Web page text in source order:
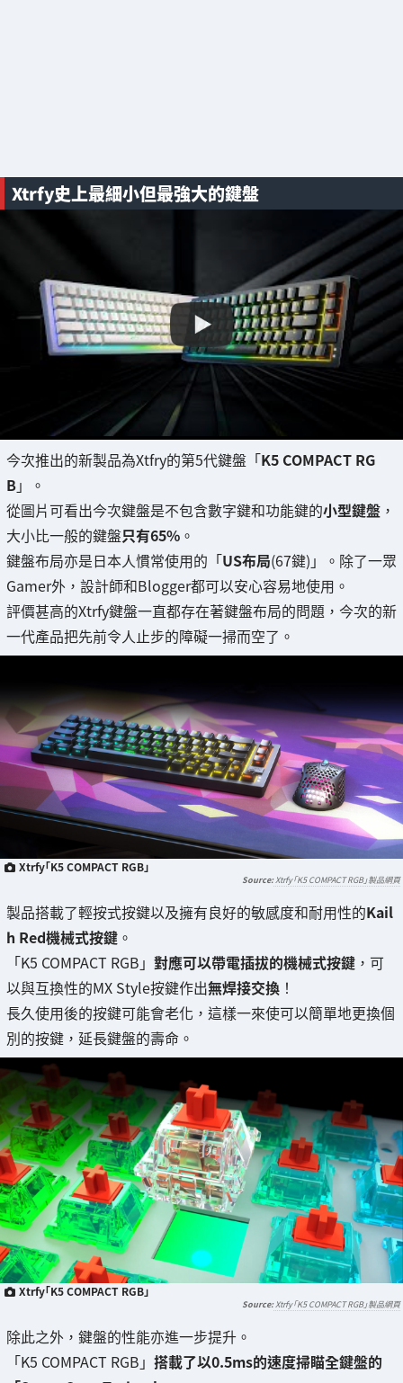
Xtrfy史上最細小但最強大的鍵盤
今次推出的新製品為Xtfry的第5代鍵盤「K5 COMPACT RG
B」。
從圖片可看出今次鍵盤是不包含數字鍵和功能鍵的小型鍵盤 ，
大小比一般的鍵盤只有65% 。
鍵盤布局亦是日本人慣常使用的「US布局(67鍵)」。除了一眾
Gamer外，設計師和Blogger都可以安心容易地使用。
評價甚高的Xtrfy鍵盤一直都存在著鍵盤布局的問題，今次的新
一代產品把先前令人止步的障礙一掃而空了。
Xtrfy「K5 COMPACT RGB」
Xtrfy「K5 COMPACT RGB」製品網頁
製品搭載了輕按式按鍵以及擁有良好的敏感度和耐用性的Kail
h Red機械式按鍵 。
「K5 COMPACT RGB」 對應可以帶電插拔的機械式按鍵 ，可
以與互換性的MX Style按鍵作出無焊接交換 ！
長久使用後的按鍵可能會老化，這樣一來使可以簡單地更換個
別的按鍵，延長鍵盤的壽命。
Xtrfy「K5 COMPACT RGB」
Xtrfy「K5 COMPACT RGB」製品網頁
除此之外，鍵盤的性能亦進一步提升。
「K5 COMPACT RGB」 搭載了以0.5ms的速度掃瞄全鍵盤的